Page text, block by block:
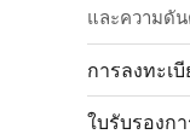
และความดัน
BKN ได้ปฏิ
เรียบร้อยแล้
เครื่องจักรก
การลงทะเ
ใบรับรองก